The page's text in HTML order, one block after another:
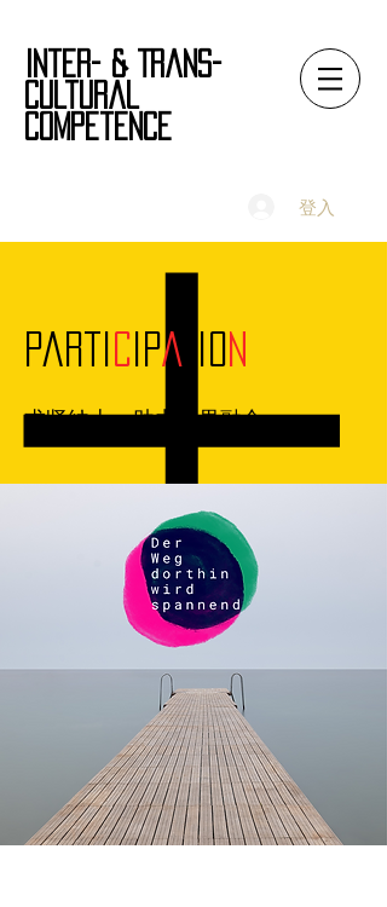
Inter- & Trans-
Cultural
Competence
登入
Parti C ipA N
求贤纳士，助力跨界融合